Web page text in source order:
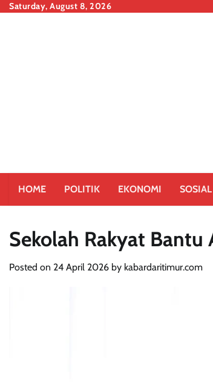
SkipSaturday, August 8, 2026
HOME POLITIK EKONOMI
Sekolah Rakyat Bantu
Posted on 24 April 2026 by kabardaritimur.com